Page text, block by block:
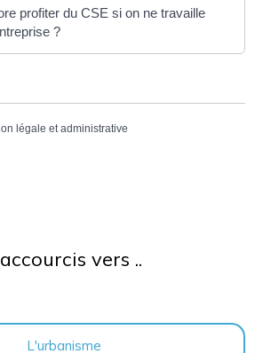
profiter du CSE si on ne travaille
?
légale et administrative
vers ..
L'urbanisme